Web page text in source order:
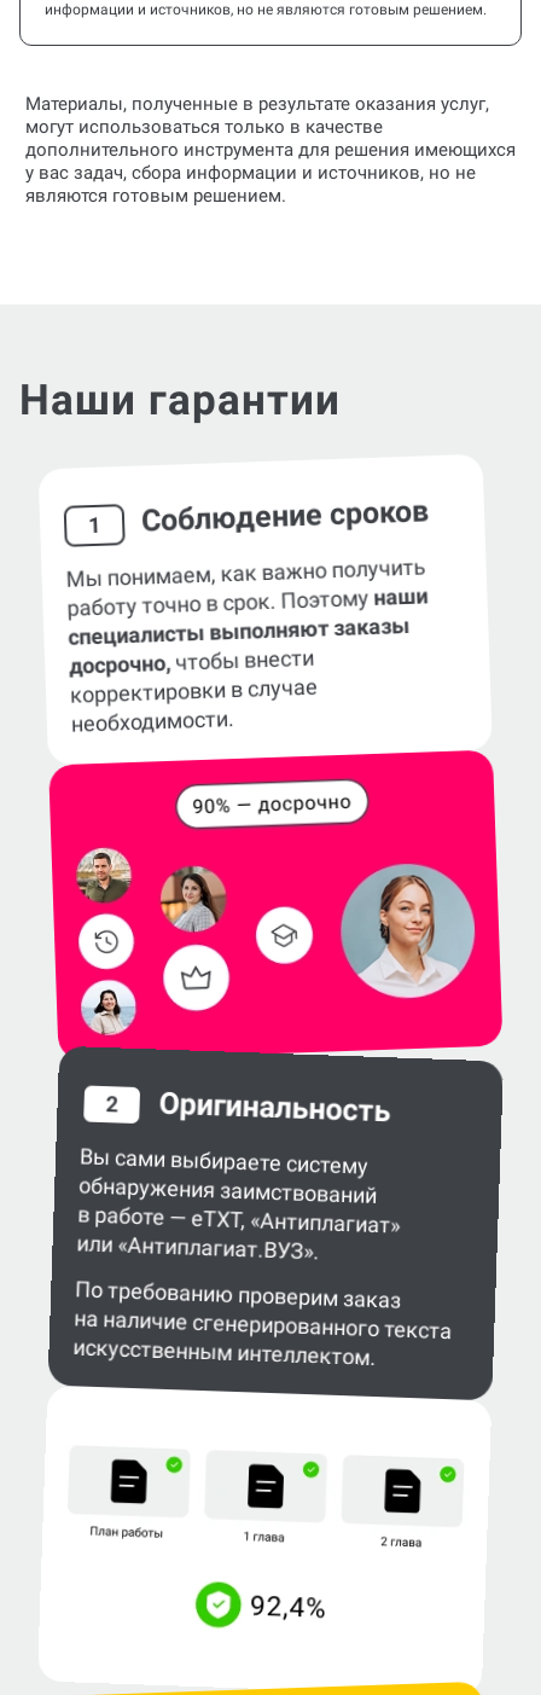
информации и источников, но не являются готовым решением.
Материалы, полученные в результате оказания услуг,
могут использоваться только в качестве
дополнительного инструмента для решения имеющихся
у вас задач, сбора информации и источников, но не
являются готовым решением.
Наши гарантии
1 Соблюдение сроков
Мы понимаем, как важно получить
работу точно в срок. Поэтому наши
специалисты выполняют заказы
досрочно,чтобы внести
корректировки в случае
необходимости.
2 Оригинальность
Вы сами выбираете систему
обнаружения заимствований
в работе — eTXT, «Антиплагиат»
или «Антиплагиат.ВУЗ».
По требованию проверим заказ
на наличие сгенерированного текста
искусственным интеллектом.